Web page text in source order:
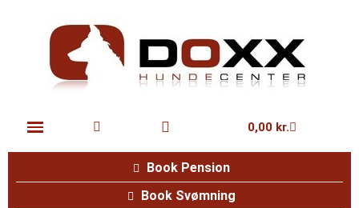
0,00 kr.
Book Pension
Book Svømning